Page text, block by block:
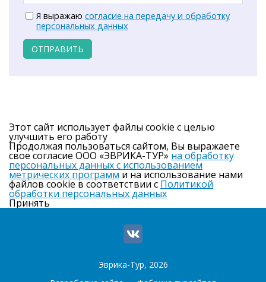
Я выражаю согласие на передачу и обработку
персональных данных
ОТПРАВИТЬ
Этот сайт использует файлы cookie с целью
улучшить его работу
Продолжая пользоваться сайтом, Вы выражаете
свое согласие ООО «ЭВРИКА-ТУР» на обработку
персональных данных с использованием
метрических программ и на использование нами
файлов cookie в соответствии с Политикой
обработки персональных данных
Принять
Эврика-Тур, 2026